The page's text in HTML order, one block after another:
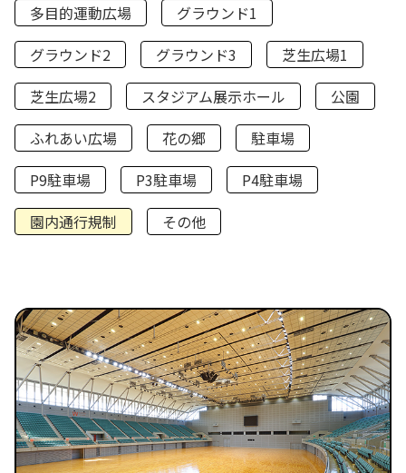
多目的運動広場
グラウンド1
グラウンド2
グラウンド3
芝生広場1
芝生広場2
スタジアム展示ホール
公園
ふれあい広場
花の郷
駐車場
P9駐車場
P3駐車場
P4駐車場
園内通行規制
その他